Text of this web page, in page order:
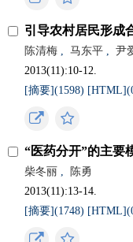
引导农村居民形成
陈清梅 , 马东平 , 尹
2013(11):10-12.
[摘要](1598) [HTML](
“医药分开”的主要
柴冬丽 ,
陈勇
2013(11):13-14.
[摘要](1748) [HTML](